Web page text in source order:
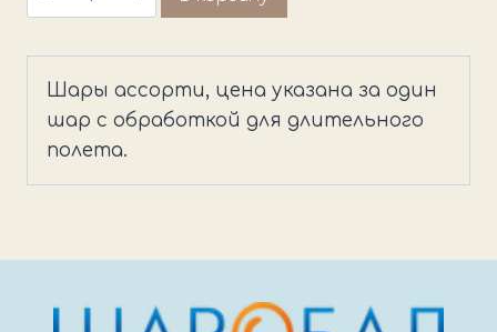
товара
сентября
Шары ассорти, цена указана за один
шар с обработкой для длительного
полета.